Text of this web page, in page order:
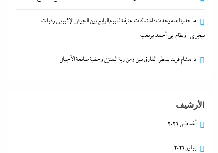
الجيش الإثيوبي وقوات تيجراي..ونظام آبي أحمد يرتعب
ما حذرنا منه يحدث: اشتباكات عنيفة لليوم الرابع بين الجيش الإثيوبي وقوات
تيجراي..ونظام آبي أحمد يرتعب
د.هشام فريد يسطر: الفارق بين زمن ربة المنزل وحقبة صانعة الأجيال
الأرشيف
أغسطس 2026
يوليو 2026